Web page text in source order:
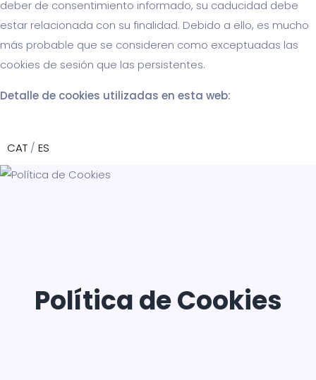
deber de consentimiento informado, su caducidad debe
estar relacionada con su finalidad. Debido a ello, es mucho
más probable que se consideren como exceptuadas las
cookies de sesión que las persistentes.
Detalle de cookies utilizadas en esta web:
CAT / ES
Política de Cookies